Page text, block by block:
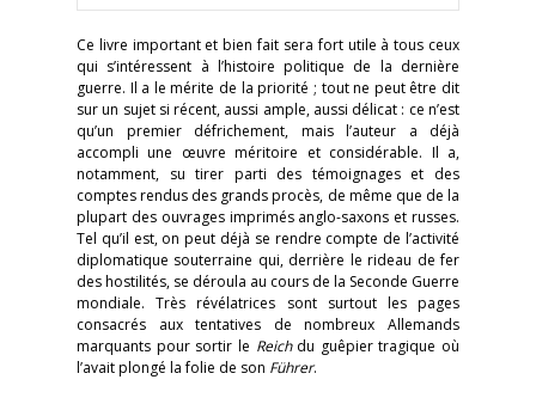
Ce livre important et bien fait sera fort utile à tous ceux
qui s’intéressent à l’histoire politique de la dernière
guerre. Il a le mérite de la priorité ; tout ne peut être dit
sur un sujet si récent, aussi ample, aussi délicat : ce n’est
qu’un premier défrichement, mais l’auteur a déjà
accompli une œuvre méritoire et considérable. Il a,
notamment, su tirer parti des témoignages et des
comptes rendus des grands procès, de même que de la
plupart des ouvrages imprimés anglo-saxons et russes.
Tel qu’il est, on peut déjà se rendre compte de l’activité
diplomatique souterraine qui, derrière le rideau de fer
des hostilités, se déroula au cours de la Seconde Guerre
mondiale. Très révélatrices sont surtout les pages
consacrés aux tentatives de nombreux Allemands
marquants pour sortir le Reichdu guêpier tragique où
l’avait plongé la folie de son Führer.